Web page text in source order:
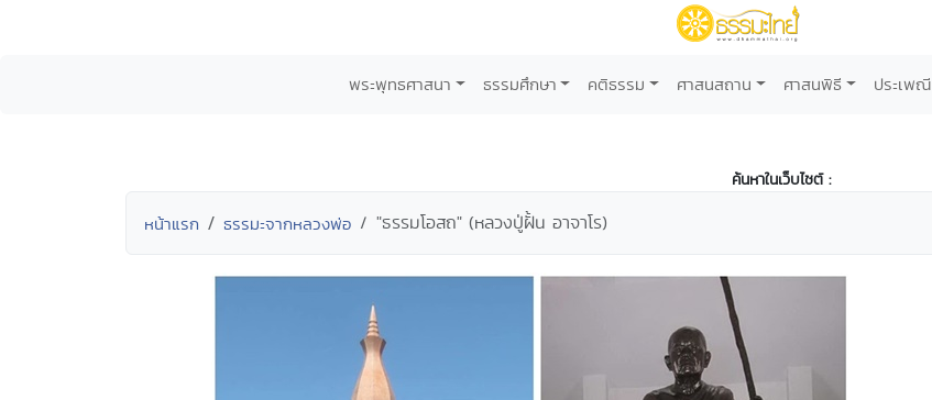
พระพุทธศาสนา ธรรมศึกษา คติธรรม ศาสนสถาน ศาสนพิธี ประเพณี
ค้นหาในเว็บไซต์ :
หน้าแรก ธรรมะจากหลวงพ่อ "ธรรมโอสถ" (หลวงปู่ฝั้น อาจาโร)